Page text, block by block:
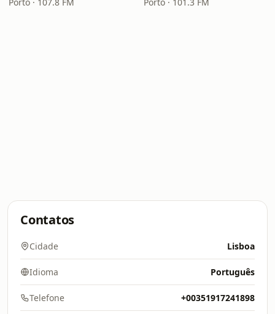
Contatos
Cidade Lisboa
Idioma Português
Telefone +00351917241898